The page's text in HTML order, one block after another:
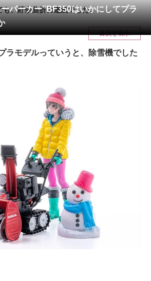
合ページ
ント
説
ュニティ
分かる
パーカー”BF350はいかにしてプラ
も、紆余曲折の連続でした。
目次を表示
ラモデルっていうと、除雪機でした